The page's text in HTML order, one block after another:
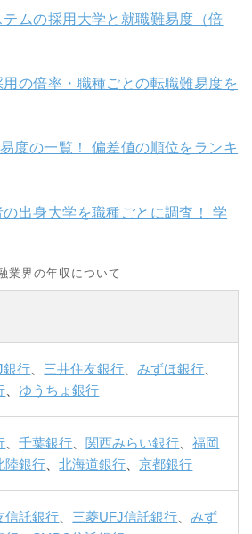
ムの採用大学と就職難易度（倍
の倍率・職種ごとの転職難易度を
度の一覧！ 偏差値の順位をランキ
出身大学を職種ごとに調査！ 学
業界の年収について
銀行、三井住友銀行、みずほ銀行、
、 ゆうちょ銀行
、千葉銀行、 関西みらい銀行、福岡
陸銀行、北海道銀行、京都銀行
信託銀行、三菱UFJ信託銀行、みず